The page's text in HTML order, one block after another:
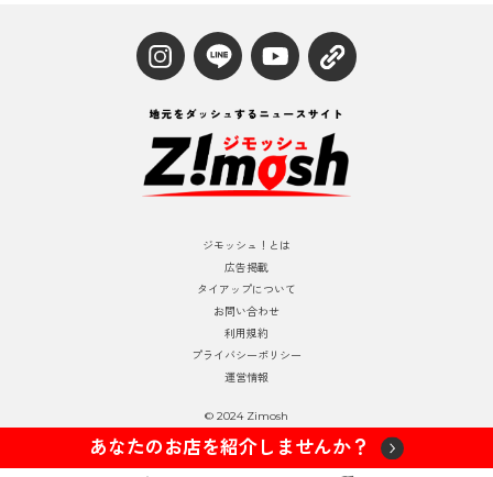
ジモッシュ！とは
広告掲載
タイアップについて
お問い合わせ
利用規約
プライバシーポリシー
運営情報
© 2024 Zimosh
あなたのお店を紹介しませんか？